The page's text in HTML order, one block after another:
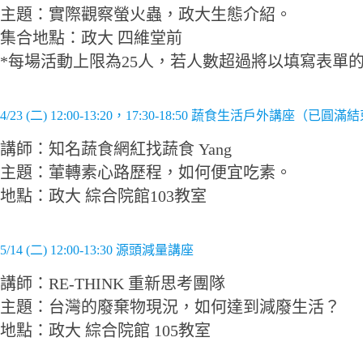
主題：實際觀察螢火蟲，政大生態介紹。
集合地點：政大 四維堂前
*每場活動上限為25人，若人數超過將以填寫表單
4/23 (二) 12:00-13:20，17:30-18:50 蔬食生活戶外講座（已圓滿結
講師：知名蔬食網紅找蔬食 Yang
主題：葷轉素心路歷程，如何便宜吃素。
地點：政大 綜合院館103教室
5/14 (二) 12:00-13:30 源頭減量講座
講師：RE-THINK 重新思考團隊
主題：台灣的廢棄物現況，如何達到減廢生活？
地點：政大 綜合院館 105教室